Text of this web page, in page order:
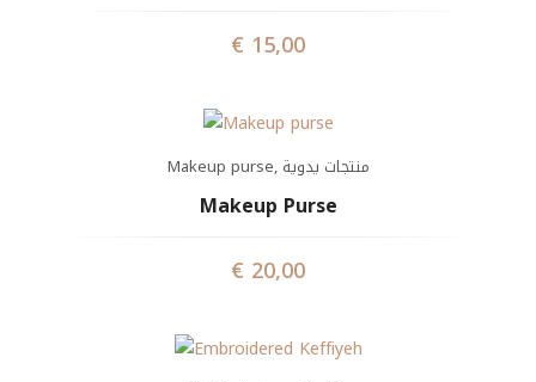
€ 15,00
Makeup purse, منتجات يدوية
Makeup Purse
€ 20,00